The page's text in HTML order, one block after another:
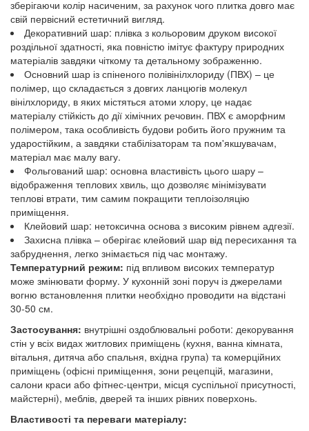
зберігаючи колір насиченим, за рахунок чого плитка довго має
свій первісний естетичний вигляд.
Декоративний шар: плівка з кольоровим друком високої
роздільної здатності, яка повністю імітує фактуру природних
матеріалів завдяки чіткому та детальному зображенню.
Основний шар із спіненого полівінілхлориду (ПВХ) – це
полімер, що складається з довгих ланцюгів молекул
вінілхлориду, в яких містяться атоми хлору, це надає
матеріалу стійкість до дії хімічних речовин. ПВХ є аморфним
полімером, така особливість будови робить його пружним та
ударостійким, а завдяки стабілізаторам та пом'якшувачам,
матеріал має малу вагу.
Фольгований шар: основна властивість цього шару –
відображення теплових хвиль, що дозволяє мінімізувати
теплові втрати, тим самим покращити теплоізоляцію
приміщення.
Клейовий шар: нетоксична основа з високим рівнем адгезії.
Захисна плівка – оберігає клейовий шар від пересихання та
забруднення, легко знімається під час монтажу.
Температурний режим: під впливом високих температур
може змінювати форму. У кухонній зоні поруч із джерелами
вогню встановлення плитки необхідно проводити на відстані
30-50 см.
Застосування: внутрішні оздоблювальні роботи: декорування
стін у всіх видах житлових приміщень (кухня, ванна кімната,
вітальня, дитяча або спальня, вхідна група) та комерційних
приміщень (офісні приміщення, зони рецепцій, магазини,
салони краси або фітнес-центри, місця суспільної присутності,
майстерні), меблів, дверей та інших рівних поверхонь.
Властивості та переваги матеріалу: